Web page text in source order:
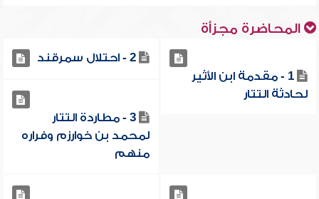
المحاضرة مجزأة
1 - مقدمة ابن الأثير
لحادثة التتار
2 - احتلال سمرقند
3 - مطاردة التتار
لمحمد بن خوارزم وفراره
منهم